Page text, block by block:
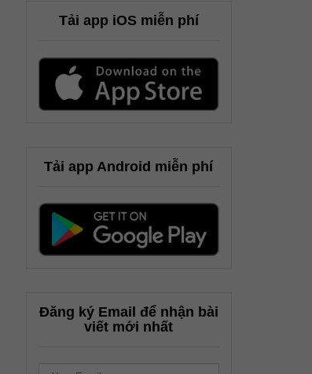
Tải app iOS miễn phí
Tải app Android miễn phí
Đăng ký Email để nhận bài
viết mới nhất